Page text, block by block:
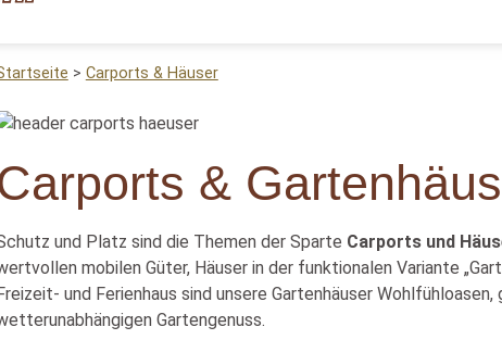
Carports & Häuser
&
und Platz sind die Themen der Sparte Carports und
mobilen Güter, Häuser in der funktionalen Variante
und Ferienhaus sind unsere Gartenhäuser
Gartengenuss.